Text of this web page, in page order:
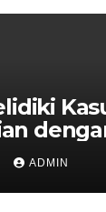
di
ADMIN